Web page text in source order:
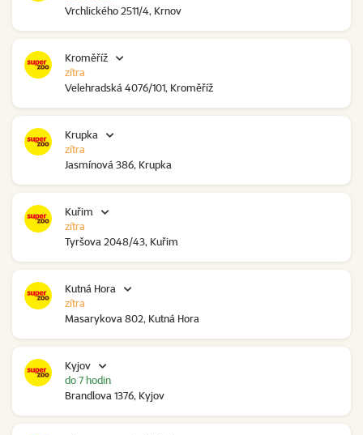
Vrchlického 2511/4, Krnov
Kroměříž
Velehradská 4076/101, Kroměříž
zítra
Krupka
Jasmínová 386, Krupka
zítra
Kuřim
Tyršova 2048/43, Kuřim
zítra
Kutná Hora
Masarykova 802, Kutná Hora
zítra
Kyjov
Brandlova 1376, Kyjov
do 7 hodin